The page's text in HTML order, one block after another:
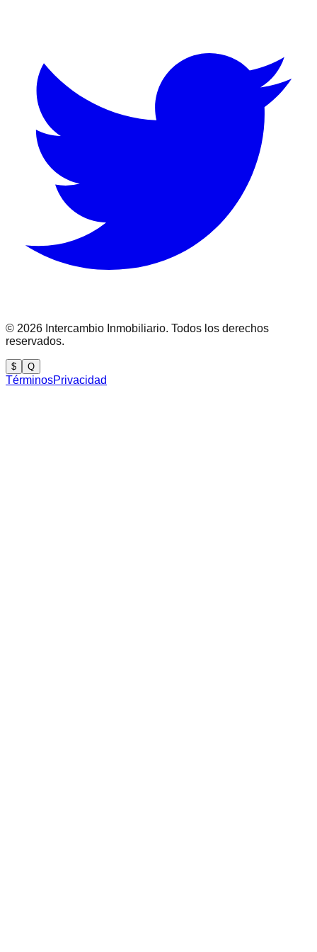
© 2026 Intercambio Inmobiliario. Todos los derechos
reservados.
$ Q
TérminosPrivacidad